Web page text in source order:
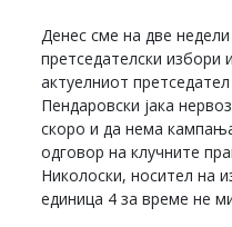
Денес сме на две
претседателски избори
актуелниот
Пендаровски јака
скоро и да нема
одговор на клучните
Николоски, носител на
единица 4 за време не